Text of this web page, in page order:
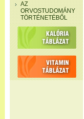
AZ
ORVOSTUDOMÁNY
TÖRTÉNETÉBŐL